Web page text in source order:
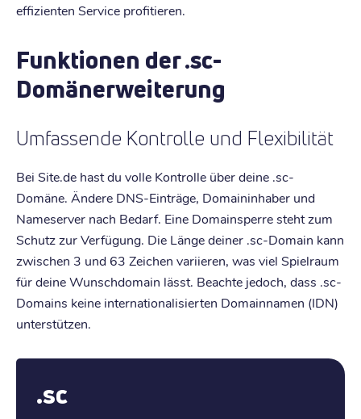
effizienten Service profitieren.
Funktionen der .sc-
Domänerweiterung
Umfassende Kontrolle und Flexibilität
Bei Site.de hast du volle Kontrolle über deine .sc-
Domäne. Ändere DNS-Einträge, Domaininhaber und
Nameserver nach Bedarf. Eine Domainsperre steht zum
Schutz zur Verfügung. Die Länge deiner .sc-Domain kann
zwischen 3 und 63 Zeichen variieren, was viel Spielraum
für deine Wunschdomain lässt. Beachte jedoch, dass .sc-
Domains keine internationalisierten Domainnamen (IDN)
unterstützen.
.sc